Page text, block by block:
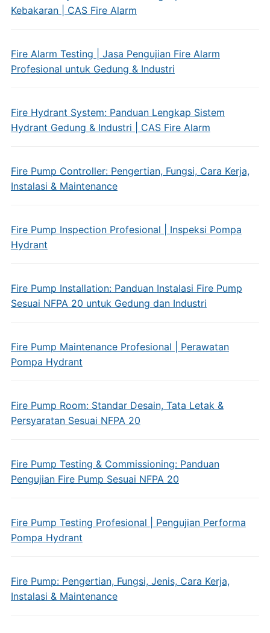
Kebakaran | CAS Fire Alarm
Fire Alarm Testing | Jasa Pengujian Fire Alarm
Profesional untuk Gedung & Industri
Fire Hydrant System: Panduan Lengkap Sistem
Hydrant Gedung & Industri | CAS Fire Alarm
Fire Pump Controller: Pengertian, Fungsi, Cara Kerja,
Instalasi & Maintenance
Fire Pump Inspection Profesional | Inspeksi Pompa
Hydrant
Fire Pump Installation: Panduan Instalasi Fire Pump
Sesuai NFPA 20 untuk Gedung dan Industri
Fire Pump Maintenance Profesional | Perawatan
Pompa Hydrant
Fire Pump Room: Standar Desain, Tata Letak &
Persyaratan Sesuai NFPA 20
Fire Pump Testing & Commissioning: Panduan
Pengujian Fire Pump Sesuai NFPA 20
Fire Pump Testing Profesional | Pengujian Performa
Pompa Hydrant
Fire Pump: Pengertian, Fungsi, Jenis, Cara Kerja,
Instalasi & Maintenance